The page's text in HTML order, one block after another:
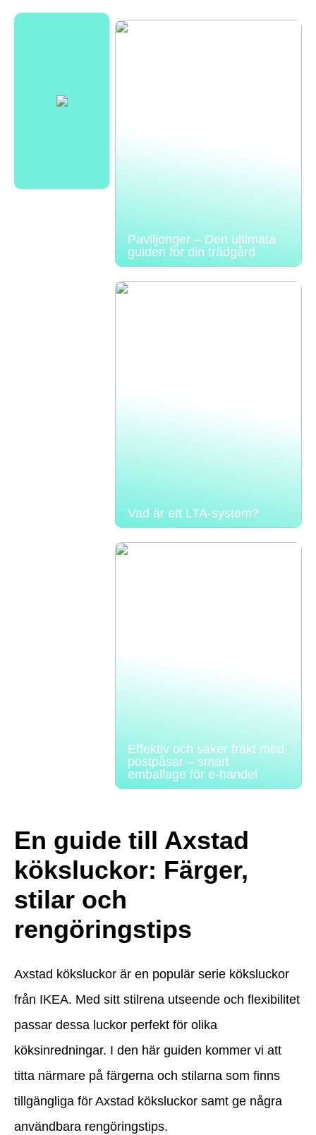
Paviljonger – Den ultimata
guiden för din trädgård
Vad är ett LTA-system?
Effektiv och säker frakt med
postpåsar – smart
emballage för e-handel
En guide till Axstad
köksluckor: Färger,
stilar och
rengöringstips
Axstad köksluckor är en populär serie köksluckor
från IKEA. Med sitt stilrena utseende och flexibilitet
passar dessa luckor perfekt för olika
köksinredningar. I den här guiden kommer vi att
titta närmare på färgerna och stilarna som finns
tillgängliga för Axstad köksluckor samt ge några
användbara rengöringstips.